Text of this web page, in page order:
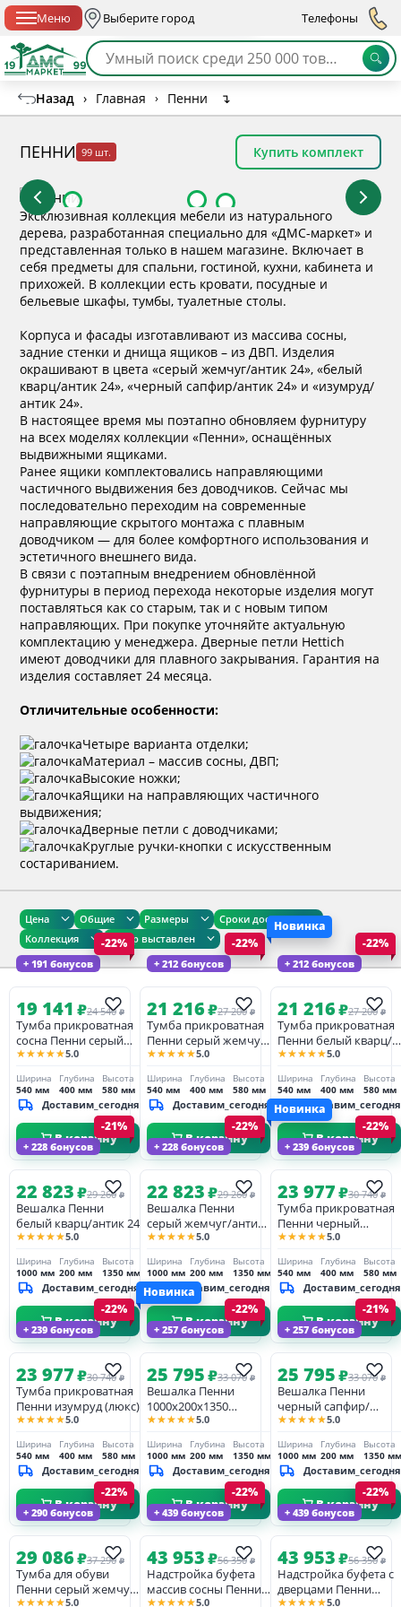
Меню Выберите город Телефоны
Назад › Главная › Пенни ↴
ПЕННИ 99 шт. Купить комплект
Эксклюзивная коллекция мебели из натурального
дерева, разработанная специально для «ДМС-маркет» и
представленная только в нашем магазине. Включает в
себя предметы для спальни, гостиной, кухни, кабинета и
прихожей. В коллекции есть кровати, посудные и
бельевые шкафы, тумбы, туалетные столы.
Корпуса и фасады изготавливают из массива сосны,
задние стенки и днища ящиков – из ДВП. Изделия
окрашивают в цвета «серый жемчуг/антик 24»,«белый
кварц/антик 24», «черный сапфир/антик 24» и«изумруд/
антик 24».
В настоящее время мы поэтапно обновляем фурнитуру
на всех моделях коллекции «Пенни», оснащённых
выдвижными ящиками.
Ранее ящики комплектовались направляющими
частичного выдвижения без доводчиков. Сейчас мы
последовательно переходим на современные
направляющие скрытого монтажа с плавным
доводчиком — для более комфортного использования и
эстетичного внешнего вида.
В связи с поэтапным внедрением обновлённой
фурнитуры в период перехода некоторые изделия могут
поставляться как со старым, так и с новым типом
направляющих. При покупке уточняйте актуальную
комплектацию у менеджера. Дверные петли Hettich
имеют доводчики для плавного закрывания. Гарантия на
изделия составляет 24 месяца.
Отличительные особенности:
Четыре варианта отделки;
Материал – массив сосны, ДВП;
Высокие ножки;
Ящики на направляющих частичного
выдвижения;
Дверные петли с доводчиками;
Круглые ручки-кнопки с искусственным
состариванием.
Цена Общие Размеры
Сроки доставки
Коллекция
Товар выставлен
+ 191 бонусов
-22%
19 141 ₽24 540 ₽
Тумба прикроватная
сосна Пенни серый
жемчуг/антик 24
★★★★★5.0
Ширина
540 мм
Глубина
400 мм
Высота
580 мм
Доставим_сегодня
В корзину
+ 212 бонусов
-22%
21 216₽27 200 ₽
Тумба прикроватная
Пенни серый жемчуг/
антик 24 (NN новые
★★★★★5.0
Ширина
540 мм
Глубина
400 мм
Высота
580 мм
Доставим_сегодня
В корзину
+ 212 бонусов
Новинка
-22%
21 216₽27 200 ₽
Тумба прикроватная
Пенни белый кварц/
антик 24 (NN новые
★★★★★5.0
Ширина
540 мм
Глубина
400 мм
Высота
580 мм
Доставим_сегодня
В корзину
+ 228 бонусов
-21%
22 823₽29 260 ₽
Вешалка Пенни
белый кварц/антик 24
★★★★★5.0
Ширина
1000 мм
Глубина
200 мм
Высота
1350 мм
Доставим_сегодня
В корзину
+ 228 бонусов
-22%
22 823₽29 260 ₽
Вешалка Пенни
серый жемчуг/антик
24
★★★★★5.0
Ширина
1000 мм
Глубина
200 мм
Высота
1350 мм
Доставим_сегодня
В корзину
+ 239 бонусов
Новинка
-22%
23 977₽30 740 ₽
Тумба прикроватная
Пенни черный
сапфир/антик 24 (NN
направляющие)
★★★★★5.0
Ширина
540 мм
Глубина
400 мм
Высота
580 мм
Доставим_сегодня
В корзину
+ 239 бонусов
-22%
23 977₽30 740 ₽
Тумба прикроватная
Пенни изумруд (люкс)
★★★★★5.0
Ширина
540 мм
Глубина
400 мм
Высота
580 мм
Доставим_сегодня
В корзину
+ 257 бонусов
Новинка
-22%
25 795₽33 070 ₽
Вешалка Пенни
1000х200х1350
изумруд/антик 24
★★★★★5.0
Ширина
1000 мм
Глубина
200 мм
Высота
1350 мм
Доставим_сегодня
В корзину
+ 257 бонусов
-21%
25 795₽33 070 ₽
Вешалка Пенни
черный сапфир/
антик 24
★★★★★5.0
Ширина
1000 мм
Глубина
200 мм
Высота
1350 мм
Доставим_сегодня
В корзину
+ 290 бонусов
-22%
29 086₽37 290 ₽
Тумба для обуви
Пенни серый жемчуг/
★★★★★5.0
+ 439 бонусов
-22%
43 953₽56 350 ₽
Надстройка буфета
массив сосны Пенни
★★★★★5.0
+ 439 бонусов
-22%
43 953₽56 350 ₽
Надстройка буфета с
дверцами Пенни
★★★★★5.0